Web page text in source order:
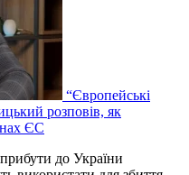
“Європейські
розповів, як
ЄС
до України